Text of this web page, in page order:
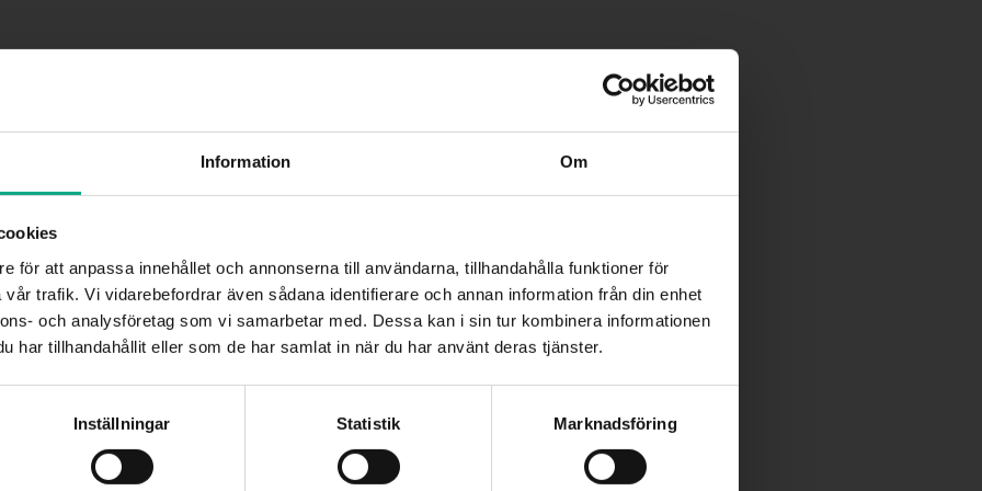
Information Om
för att anpassa innehållet och annonserna till användarna, tillhandahålla funktioner för
trafik. Vi vidarebefordrar även sådana identifierare och annan information från din enhet
och analysföretag som vi samarbetar med. Dessa kan i sin tur kombinera informationen
har tillhandahållit eller som de har samlat in när du har använt deras tjänster.
Inställningar Statistik Marknadsföring
på skattekontot.
Basräntan bestäms av
säljräntan på sexmånaders
15:e i påföljande månad. Dock
ändras när genomsnittsräntan
2024 är basräntan 2,5 procent.
och är således 1,125 procent
nivåer – låg och hög – beroende
2,5 procent är
Välkommen till Mitt Fastigo!
Mitt Fastigo? Klicka på rubriken i denna ruta och följ
instruktionerna. Välkommen!